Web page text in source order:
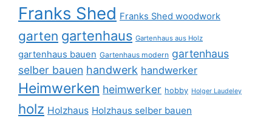
Franks Shed Franks Shed woodwork
garten gartenhaus Gartenhaus aus Holz
gartenhaus bauen Gartenhaus modern gartenhaus
selber bauen handwerk handwerker
Heimwerken heimwerker hobby Holger Laudeley
holz Holzhaus Holzhaus selber bauen